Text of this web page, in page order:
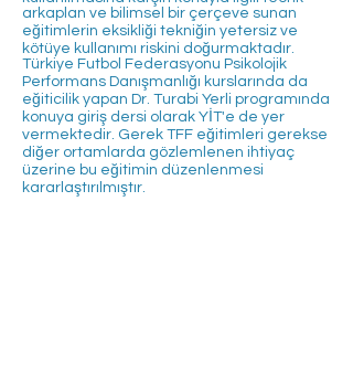
arkaplan ve bilimsel bir çerçeve sunan
eğitimlerin eksikliği tekniğin yetersiz ve
kötüye kullanımı riskini doğurmaktadır.
Türkiye Futbol Federasyonu Psikolojik
Performans Danışmanlığı kurslarında da
eğiticilik yapan Dr. Turabi Yerli programında
konuya giriş dersi olarak YİT'e de yer
vermektedir. Gerek TFF eğitimleri gerekse
diğer ortamlarda gözlemlenen ihtiyaç
üzerine bu eğitimin düzenlenmesi
kararlaştırılmıştır.